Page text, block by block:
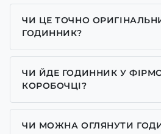
ЧИ ЦЕ ТОЧНО
ГОДИННИК?
Так, усі годинники у нас лише
представником багатьох
ЧИ ЙДЕ ГОДИННИК У
КОРОБОЧЦІ?
Для годинників бренду Casio,
GUARDO та GOODYEAR
ЧИ МОЖНА ОГЛЯНУТИ